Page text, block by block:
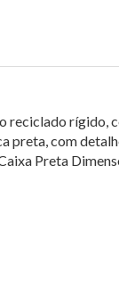
reciclado rígido,
preta, com
Preta